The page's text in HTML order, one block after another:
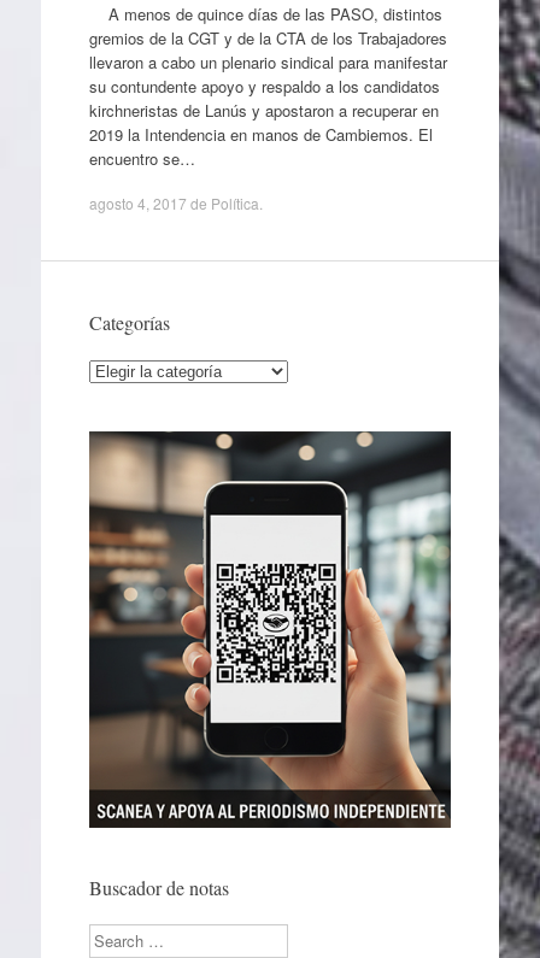
A menos de quince días de las PASO, distintos
gremios de la CGT y de la CTA de los Trabajadores
llevaron a cabo un plenario sindical para manifestar
su contundente apoyo y respaldo a los candidatos
kirchneristas de Lanús y apostaron a recuperar en
2019 la Intendencia en manos de Cambiemos. El
encuentro se…
agosto 4, 2017 de Política
Categorías
Categorías
Buscador de notas
Search